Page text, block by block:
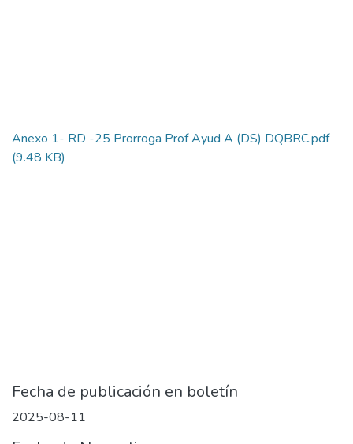
Anexo 1- RD -25 Prorroga Prof Ayud A (DS) DQBRC.pdf
(9.48 KB)
Fecha de publicación en boletín
2025-08-11